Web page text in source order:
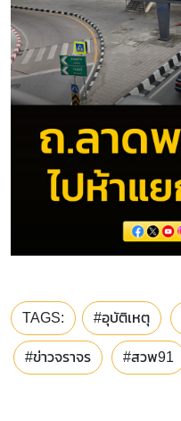
TAGS: #อุบัติเหตุ
#ข่าวจราจร #สวพ91